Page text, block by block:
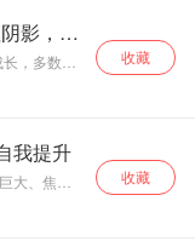
影，重
，多数人
究超过25
的本
收藏
的自我提升
大、焦虑
率低下、
题困扰。
收藏